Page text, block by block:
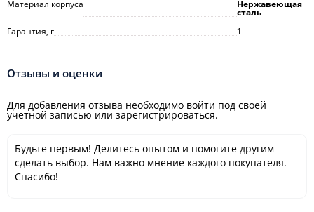
Материал корпуса
Нержавеющая
сталь
Гарантия, г
1
Отзывы и оценки
Для добавления отзыва необходимо войти под своей
учётной записью или зарегистрироваться.
Будьте первым! Делитесь опытом и помогите другим
сделать выбор. Нам важно мнение каждого покупателя.
Спасибо!